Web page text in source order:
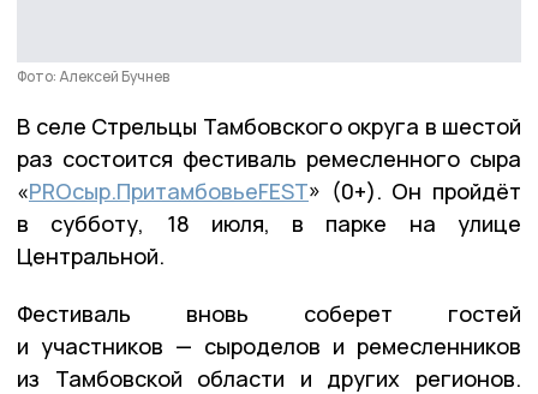
Фото: Алексей Бучнев
В селе Стрельцы Тамбовского округа в шестой
раз состоится фестиваль ремесленного сыра
«PRОсыр.ПритамбовьеFEST» (0+). Он пройдёт
в субботу, 18 июля, в парке на улице
Центральной.
Фестиваль вновь соберет гостей
и участников — сыроделов и ремесленников
из Тамбовской области и других регионов.